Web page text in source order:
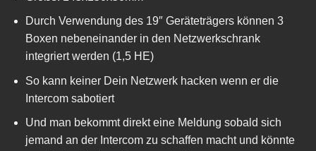
Durch Verwendung des 19″ Geräteträgers können 3
Boxen nebeneinander in den Netzwerkschrank
integriert werden (1,5 HE)
So kann keiner Dein Netzwerk hacken wenn er die
Intercom sabotiert
Und man bekommt direkt eine Meldung sobald sich
jemand an der Intercom zu schaffen macht und könnte